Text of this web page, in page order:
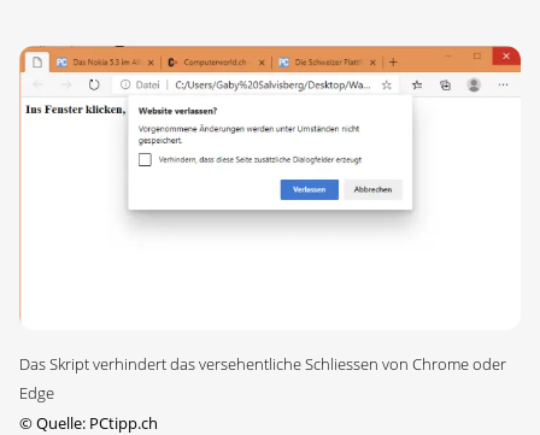
Das Skript verhindert das versehentliche Schliessen von Chrome oder
Edge
©Quelle: PCtipp.ch